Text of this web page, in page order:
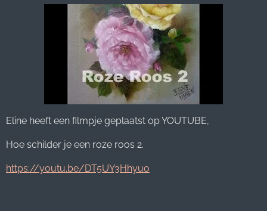
Eline heeft een filmpje geplaatst op YOUTUBE,
Hoe schilder je een roze roos 2.
https://youtu.be/DT5UY3Hhyuo